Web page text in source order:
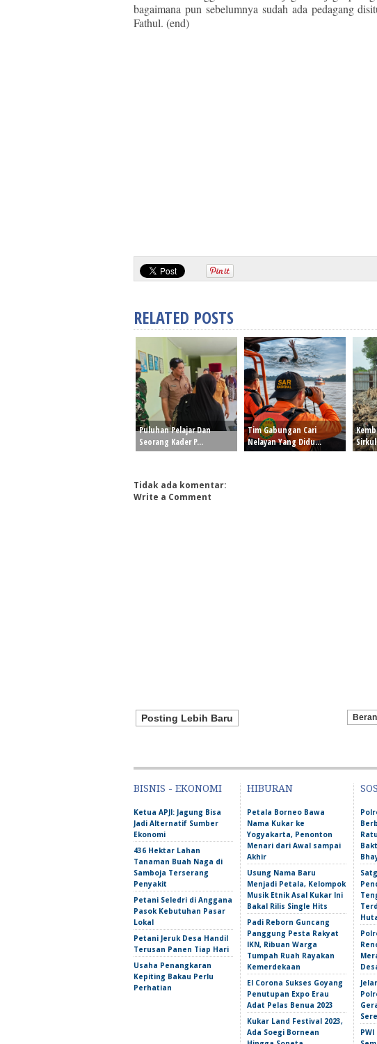
bagaimana pun sebelumnya sudah ada pedagang
Fathul. (end)
RELATED POSTS
Puluhan Pelajar Dan
Seorang Kader P...
Tim Gabungan Cari
Nelayan Yang Didu...
Tidak ada komentar:
Write a Comment
Posting Lebih Baru
BISNIS - EKONOMI
Ketua APJI: Jagung Bisa
Jadi Alternatif Sumber
Ekonomi
436 Hektar Lahan
Tanaman Buah Naga di
Samboja Terserang
Penyakit
Petani Seledri di Anggana
Pasok Kebutuhan Pasar
Lokal
Petani Jeruk Desa Handil
Terusan Panen Tiap Hari
Usaha Penangkaran
Kepiting Bakau Perlu
Perhatian
HIBURAN
Petala Borneo Bawa
Nama Kukar ke
Yogyakarta, Penonton
Menari dari Awal sampai
Akhir
Usung Nama Baru
Menjadi Petala, Kelompok
Musik Etnik Asal Kukar Ini
Bakal Rilis Single Hits
Padi Reborn Guncang
Panggung Pesta Rakyat
IKN, Ribuan Warga
Tumpah Ruah Rayakan
Kemerdekaan
El Corona Sukses Goyang
Penutupan Expo Erau
Adat Pelas Benua 2023
Kukar Land Festival 2023,
Ada Soegi Bornean